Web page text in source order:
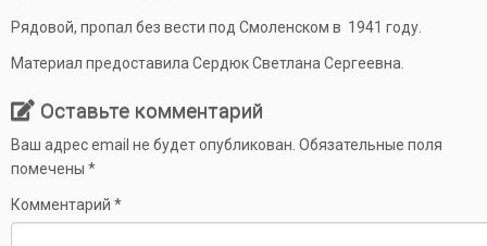
Рядовой, пропал без вести под Смоленском в 1941 году.
Материал предоставила Сердюк Светлана Сергеевна.
Оставьте комментарий
Ваш адрес email не будет опубликован. Обязательные поля
помечены *
Комментарий *